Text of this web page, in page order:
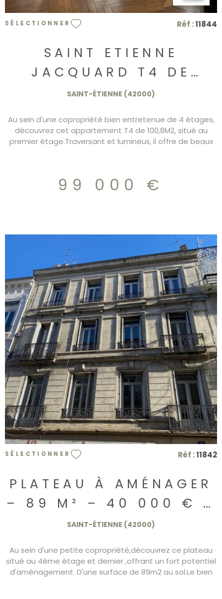
SÉLECTIONNER Réf :11844
SAINT ETIENNE
JACQUARD T4 DE
100,8M2 CENTRE VILLE
SAINT-ÉTIENNE (42000)
Au sein d'une copropriété bien entretenue de 4 étages,
découvrez cet appartement T4 de 100,8M2, situé au
premier étage.Traversant et lumineux, il offre de beaux
individuel au gaz, les fenêtres sont en double vitrage
99 000 €
VOIR LE BIEN
SÉLECTIONNER Réf :11842
PLATEAU À AMÉNAGER
– 89 M² – 40 000 € –
SAINT-ÉTIENNE
SAINT-ÉTIENNE (42000)
Au sein d'une petite copropriété,découvrez ce plateau
situé au 4ème étage et dernier ,offrant un fort potentiel
d'aménagement. D'une surface de 89m2 au sol.Le bien